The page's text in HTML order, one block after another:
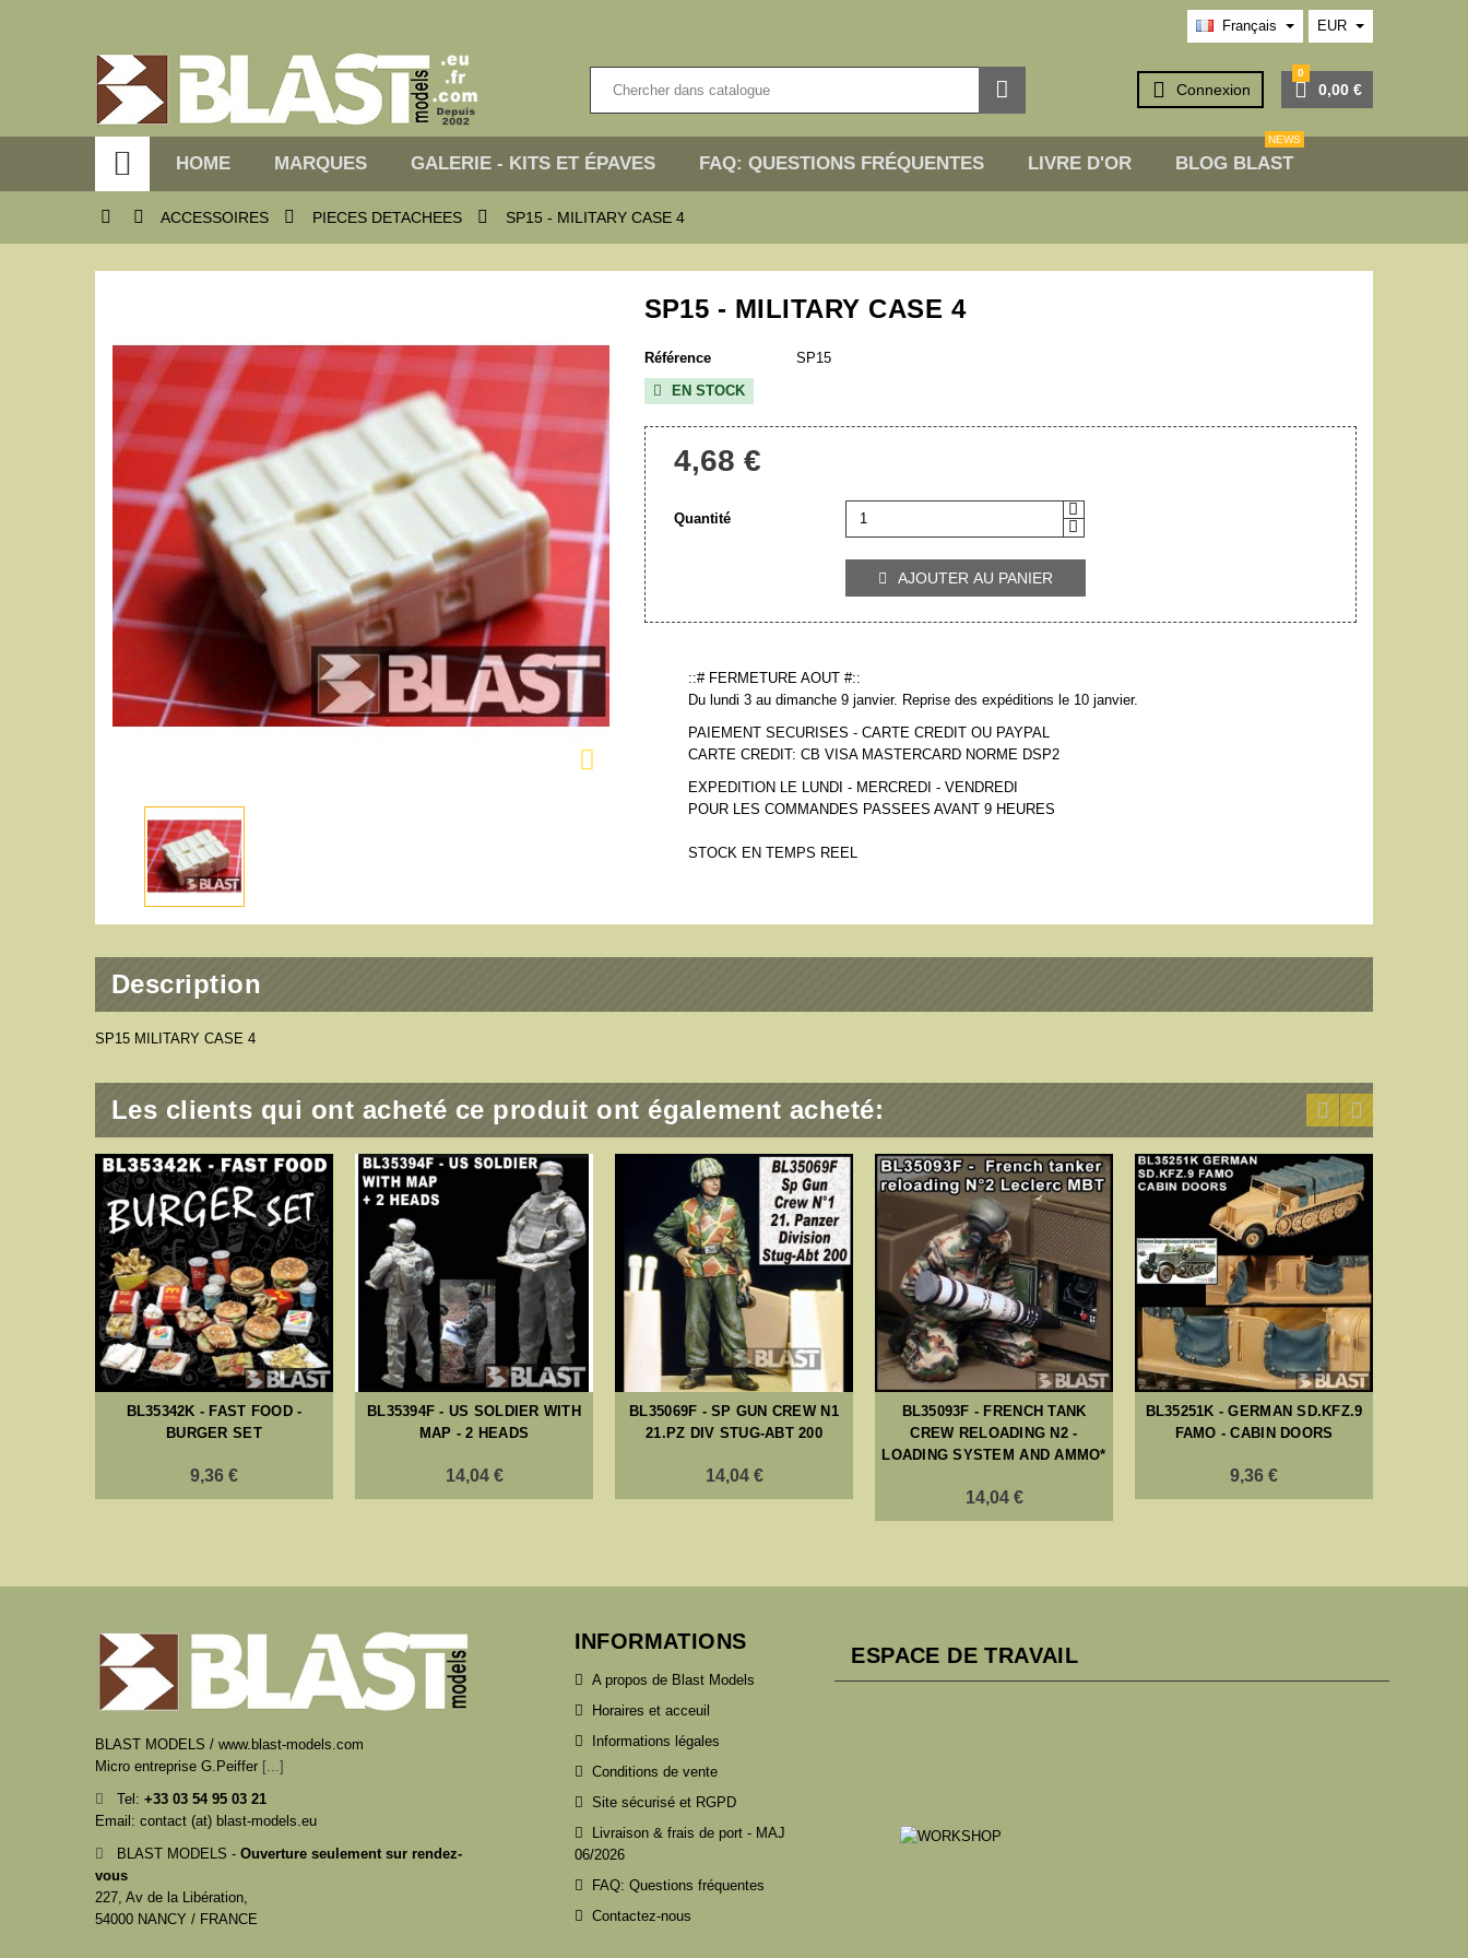
Français EUR
  Connexion  0,00 €
0
 HOME MARQUES GALERIE - KITS ET ÉPAVES FAQ: QUESTIONS FRÉQUENTES LIVRE D'OR BLOG BLAST
NEWS
  ACCESSOIRES  PIECES DETACHEES  SP15 - MILITARY CASE 4

SP15 - MILITARY CASE 4
Référence SP15
 EN STOCK
4,68 €
Quantité
 AJOUTER AU PANIER
::# FERMETURE AOUT #::
Du lundi 3 au dimanche 9 janvier. Reprise des expéditions le 10 janvier.
PAIEMENT SECURISES - CARTE CREDIT OU PAYPAL
CARTE CREDIT: CB VISA MASTERCARD NORME DSP2
EXPEDITION LE LUNDI - MERCREDI - VENDREDI
POUR LES COMMANDES PASSEES AVANT 9 HEURES
STOCK EN TEMPS REEL
Description
SP15 MILITARY CASE 4
Les clients qui ont acheté ce produit ont également acheté:
BL35342K - FAST FOOD -
BURGER SET
9,36 €
BL35394F - US SOLDIER WITH
MAP - 2 HEADS
14,04 €
BL35069F - SP GUN CREW N1
21.PZ DIV STUG-ABT 200
14,04 €
BL35093F - FRENCH TANK
CREW RELOADING N2 -
LOADING SYSTEM AND AMMO*
14,04 €
BL35251K - GERMAN SD.KFZ.9
FAMO - CABIN DOORS
9,36 €
BLAST MODELS / www.blast-models.com
Micro entreprise G.Peiffer [...]
Tel: +33 03 54 95 03 21
Email: contact (at) blast-models.eu
BLAST MODELS - Ouverture seulement sur rendez-
vous
227, Av de la Libération,
54000 NANCY / FRANCE
INFORMATIONS
A propos de Blast Models
Horaires et acceuil
Informations légales
Conditions de vente
Site sécurisé et RGPD
Livraison & frais de port - MAJ
06/2026
FAQ: Questions fréquentes
Contactez-nous
ESPACE DE TRAVAIL